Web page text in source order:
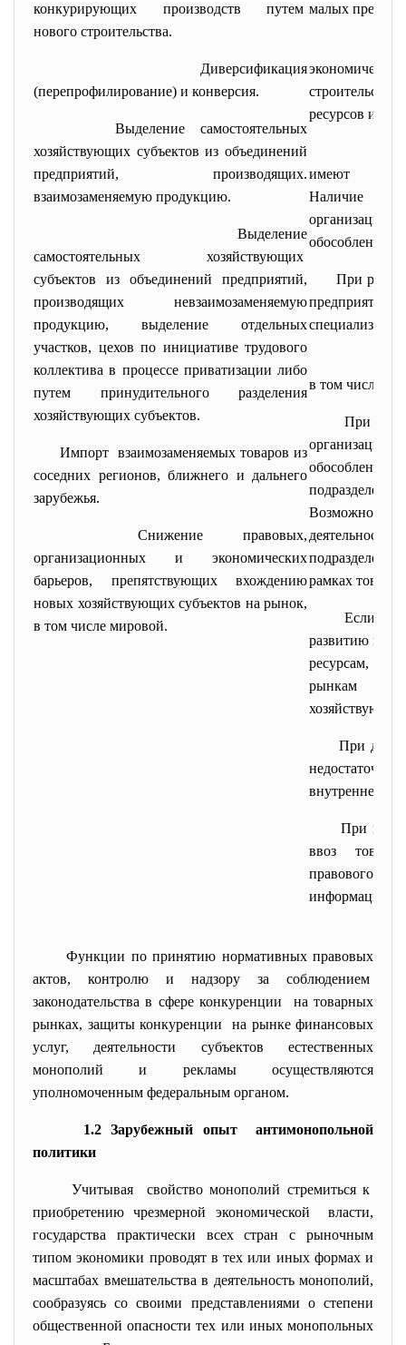
конкурирующих производств путем
нового строительства.
Диверсификация
(перепрофилирование) и конверсия.
Выделение самостоятельных
хозяйствующих субъектов из объединений
предприятий, производящих.
взаимозаменяемую продукцию.
Выделение
самостоятельных хозяйствующих
субъектов из объединений предприятий,
производящих невзаимозаменяемую
продукцию, выделение отдельных
участков, цехов по инициативе трудового
коллектива в процессе приватизации либо
путем принудительного разделения
хозяйствующих субъектов.
Импорт взаимозаменяемых товаров из
соседних регионов, ближнего и дальнего
зарубежья.
Снижение правовых,
организационных и экономических
барьеров, препятствующих вхождению
новых хозяйствующих субъектов на рынок,
в том числе мировой.
малых
ресурсов и
имеют
Наличие
обособления
При
в том числе
При
обособления
деятельности
рамках
Если
развитию
ресурсам, в
рынкам
При
внутреннем
При
ввоз
Функции по принятию нормативных правовых
актов, контролю и надзору за соблюдением
законодательства в сфере конкуренции на товарных
рынках, защиты конкуренции на рынке финансовых
услуг, деятельности субъектов естественных
монополий и рекламы осуществляются
уполномоченным федеральным органом.
1.2 Зарубежный опыт антимонопольной
политики
Учитывая свойство монополий стремиться к
приобретению чрезмерной экономической власти,
государства практически всех стран с рыночным
типом экономики проводят в тех или иных формах и
масштабах вмешательства в деятельность монополий,
сообразуясь со своими представлениями о степени
общественной опасности тех или иных монопольных